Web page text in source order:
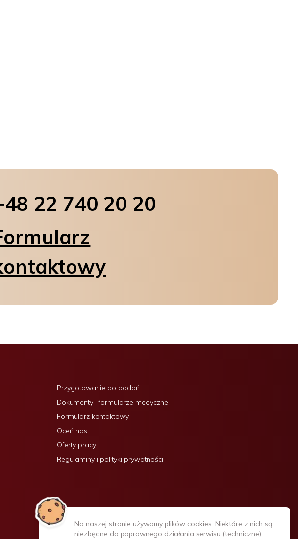
22 740 20 20
Przygotowanie do badań
Dokumenty i formularze medyczne
Formularz kontaktowy
Oceń nas
Oferty pracy
Regulaminy i polityki prywatności
Na naszej stronie używamy plików cookies. Niektóre z nich są
niezbędne do poprawnego działania serwisu (techniczne).